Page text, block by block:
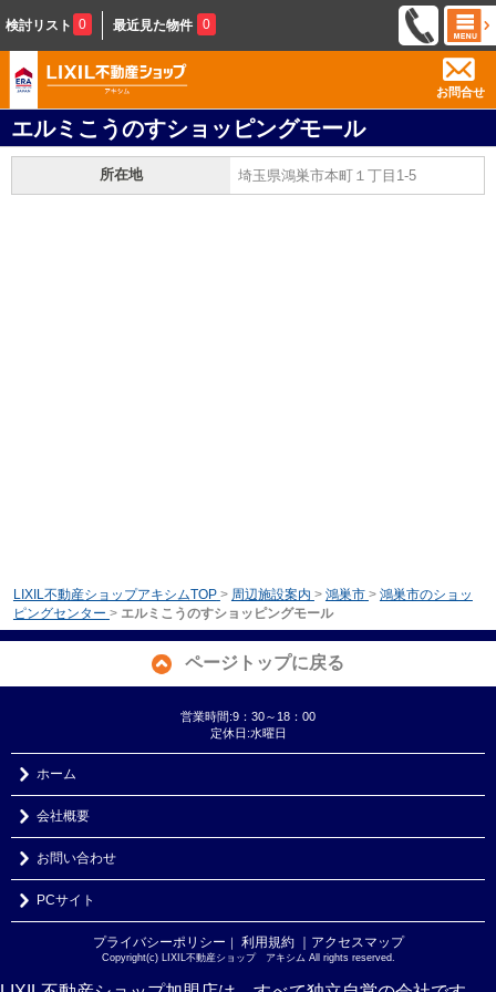
検討リスト 0 最近見た物件 0
お問合せ
エルミこうのすショッピングモール
所在地 埼玉県鴻巣市本町１丁目1-5
LIXIL不動産ショップアキシムTOP > 周辺施設案内 > 鴻巣市 > 鴻巣市のショッ
ピングセンター > エルミこうのすショッピングモール
ページトップに戻る
営業時間:9：30～18：00
定休日:水曜日
ホーム
会社概要
お問い合わせ
PCサイト
プライバシーポリシー ｜ 利用規約 ｜アクセスマップ
Copyright(c) LIXIL不動産ショップ アキシム All rights reserved.